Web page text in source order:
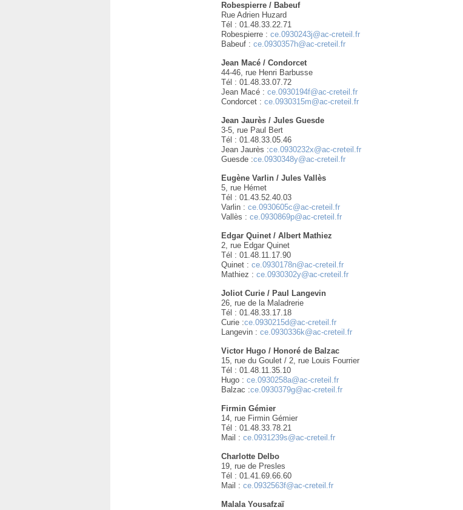
Robespierre / Babeuf
Rue Adrien Huzard
Tél : 01.48.33.22.71
Robespierre :ce.0930243j@ac-creteil.fr
Babeuf :ce.0930357h@ac-creteil.fr
Jean Macé / Condorcet
44-46, rue Henri Barbusse
Tél : 01.48.33.07.72
Jean Macé :ce.0930194f@ac-creteil.fr
Condorcet :ce.0930315m@ac-creteil.fr
Jean Jaurès / Jules Guesde
3-5, rue Paul Bert
Tél : 01.48.33.05.46
Jean Jaurès :ce.0930232x@ac-creteil.fr
Guesde :ce.0930348y@ac-creteil.fr
Eugène Varlin / Jules Vallès
5, rue Hémet
Tél : 01.43.52.40.03
Varlin :ce.0930605c@ac-creteil.fr
Vallès :ce.0930869p@ac-creteil.fr
Edgar Quinet / Albert Mathiez
2, rue Edgar Quinet
Tél : 01.48.11.17.90
Quinet :ce.0930178n@ac-creteil.fr
Mathiez :ce.0930302y@ac-creteil.fr
Joliot Curie / Paul Langevin
26, rue de la Maladrerie
Tél : 01.48.33.17.18
Curie :ce.0930215d@ac-creteil.fr
Langevin :ce.0930336k@ac-creteil.fr
Victor Hugo / Honoré de Balzac
15, rue du Goulet / 2, rue Louis Fourrier
Tél : 01.48.11.35.10
Hugo :ce.0930258a@ac-creteil.fr
Balzac :ce.0930379g@ac-creteil.fr
Firmin Gémier
14, rue Firmin Gémier
Tél : 01.48.33.78.21
Mail :ce.0931239s@ac-creteil.fr
Charlotte Delbo
19, rue de Presles
Tél : 01.41.69.66.60
Mail :ce.0932563f@ac-creteil.fr
Malala Yousafzaï